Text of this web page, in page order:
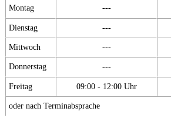
Montag ---
Dienstag ---
Mittwoch ---
Donnerstag ---
Freitag 09:00 - 12:00 Uhr
oder nach Terminabsprache